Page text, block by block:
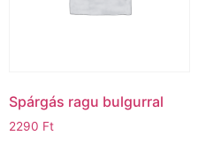
Spárgás ragu bulgurral
2290 Ft